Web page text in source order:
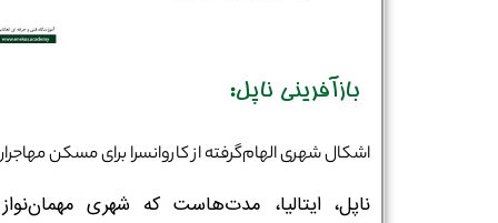
بازآفرینی ناپل:
اشکال شهری الهام‌گرفته از کاروانسرا برای مسکن
ناپل، ایتالیا، مدت‌هاست که شهری